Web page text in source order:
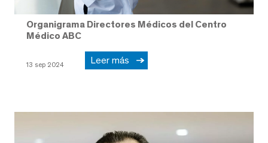
Organigrama Directores Médicos del Centro
Médico ABC
13 sep 2024 Leer más